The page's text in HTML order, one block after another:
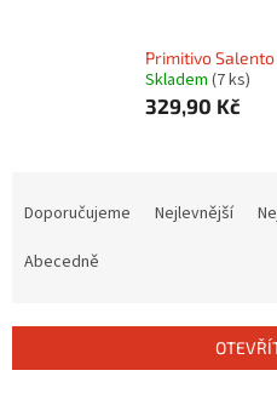
Primitivo Salento
Skladem (7 ks)
329,90 Kč
r
Doporučujeme Nejlevnější
Abecedně